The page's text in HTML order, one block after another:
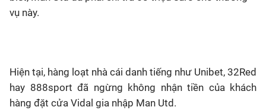
vụ này.
Hiện tại, hàng loạt nhà cái danh tiếng như Unibet, 32Red
hay 888sport đã ngừng không nhận tiền của khách
hàng đặt cửa Vidal gia nhập Man Utd.